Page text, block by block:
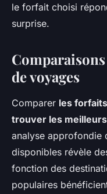
le forfait choisi
surprise.
de voyages
Comparer les
trouver les
analyse approfondie
disponibles révèle
fonction des
populaires